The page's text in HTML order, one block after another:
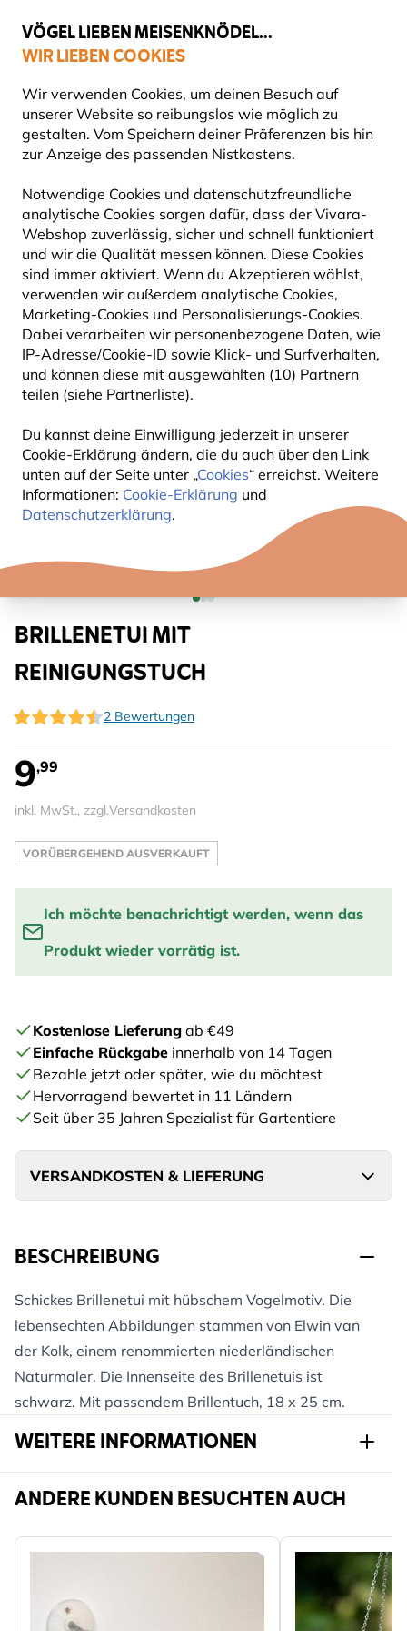
VÖGEL LIEBEN MEISENKNÖDEL...
WIR LIEBEN COOKIES
Wir verwenden Cookies, um deinen Besuch auf
unserer Website so reibungslos wie möglich zu
gestalten. Vom Speichern deiner Präferenzen bis hin
zur Anzeige des passenden Nistkastens.
Notwendige Cookies und datenschutzfreundliche
analytische Cookies sorgen dafür, dass der Vivara-
Webshop zuverlässig, sicher und schnell funktioniert
und wir die Qualität messen können. Diese Cookies
sind immer aktiviert. Wenn du Akzeptieren wählst,
verwenden wir außerdem analytische Cookies,
Marketing-Cookies und Personalisierungs-Cookies.
Dabei verarbeiten wir personenbezogene Daten, wie
IP-Adresse/Cookie-ID sowie Klick- und Surfverhalten,
und können diese mit ausgewählten (10) Partnern
teilen (siehe Partnerliste).
Du kannst deine Einwilligung jederzeit in unserer
Cookie-Erklärung ändern, die du auch über den Link
unten auf der Seite unter „Cookies“ erreichst. Weitere
Informationen: Cookie-Erklärung und
Datenschutzerklärung.
Top-bewertet in 11 Ländern
Gratis Versand ab 49 €
Geschenke Produkte von Elwin van der Kolk
BRILLENETUI MIT
REINIGUNGSTUCH
2 Bewertungen
9,99
inkl. MwSt., zzgl.Versandkosten
VORÜBERGEHEND AUSVERKAUFT
Ich möchte benachrichtigt werden, wenn das
Produkt wieder vorrätig ist.
Lager ist:
EINTRAGEN
Kostenlose Lieferung ab €49
Einfache Rückgabe innerhalb von 14 Tagen
Bezahle jetzt oder später, wie du möchtest
Hervorragend bewertet in 11 Ländern
Seit über 35 Jahren Spezialist für Gartentiere
VERSANDKOSTEN & LIEFERUNG
BESCHREIBUNG
Schickes Brillenetui mit hübschem Vogelmotiv. Die
lebensechten Abbildungen stammen von Elwin van
der Kolk, einem renommierten niederländischen
Naturmaler. Die Innenseite des Brillenetuis ist
schwarz. Mit passendem Brillentuch, 18 x 25 cm.
WEITERE INFORMATIONEN
Artikelnr. 985080174
ANDERE KUNDEN BESUCHTEN AUCH